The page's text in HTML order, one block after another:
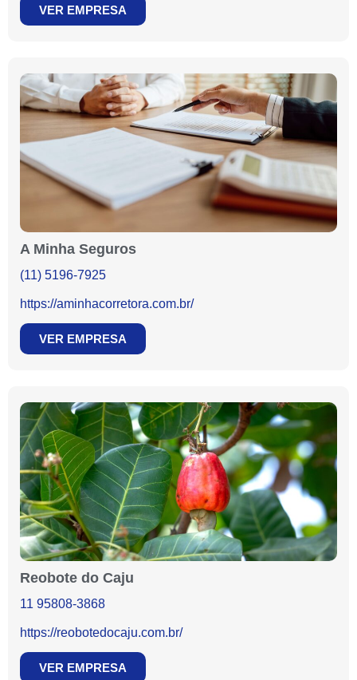
VER EMPRESA
A Minha Seguros
(11) 5196-7925
https://aminhacorretora.com.br/
VER EMPRESA
Reobote do Caju
11 95808-3868
https://reobotedocaju.com.br/
VER EMPRESA